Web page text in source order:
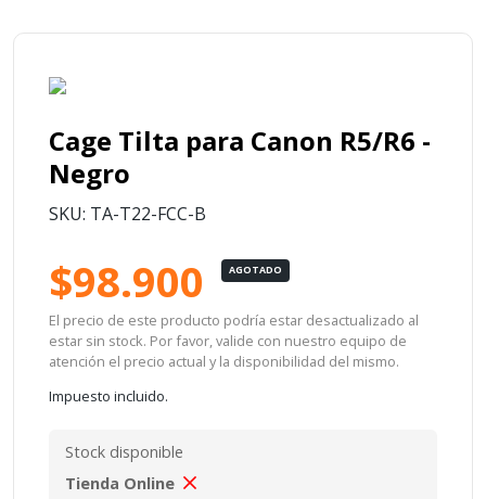
Cage Tilta para Canon R5/R6 -
Negro
SKU: TA-T22-FCC-B
$98.900 AGOTADO
El precio de este producto podría estar desactualizado al
estar sin stock. Por favor, valide con nuestro equipo de
atención el precio actual y la disponibilidad del mismo.
Impuesto incluido.
Stock disponible
Tienda Online